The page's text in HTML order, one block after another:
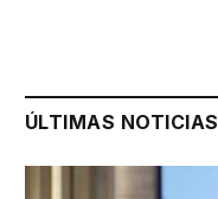
ÚLTIMAS NOTICIAS